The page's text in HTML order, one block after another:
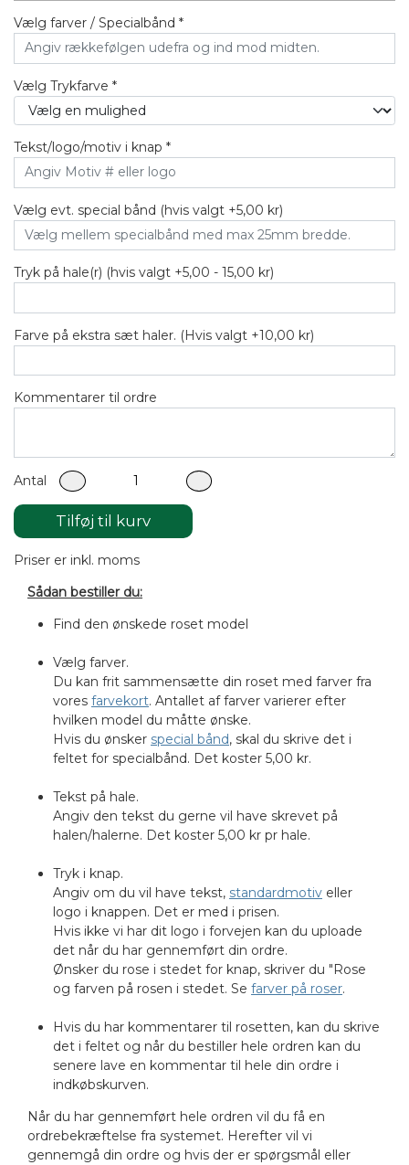
Vælg farver / Specialbånd *
Vælg Trykfarve *
Tekst/logo/motiv i knap *
Vælg evt. special bånd (hvis valgt +5,00 kr)
Tryk på hale(r) (hvis valgt +5,00 - 15,00 kr)
Farve på ekstra sæt haler. (Hvis valgt +10,00 kr)
Kommentarer til ordre
Antal
Tilføj til kurv
Priser er inkl. moms
Sådan bestiller du:
Find den ønskede roset model
Vælg farver.
Du kan frit sammensætte din roset med farver fra
vores farvekort. Antallet af farver varierer efter
hvilken model du måtte ønske.
Hvis du ønsker special bånd, skal du skrive det i
feltet for specialbånd. Det koster 5,00 kr.
Tekst på hale.
Angiv den tekst du gerne vil have skrevet på
halen/halerne. Det koster 5,00 kr pr hale.
Tryk i knap.
Angiv om du vil have tekst, standardmotiv eller
logo i knappen. Det er med i prisen.
Hvis ikke vi har dit logo i forvejen kan du uploade
det når du har gennemført din ordre.
Ønsker du rose i stedet for knap, skriver du "Rose
og farven på rosen i stedet. Se farver på roser.
Hvis du har kommentarer til rosetten, kan du skrive
det i feltet og når du bestiller hele ordren kan du
senere lave en kommentar til hele din ordre i
indkøbskurven.
Når du har gennemført hele ordren vil du få en
ordrebekræftelse fra systemet. Herefter vil vi
gennemgå din ordre og hvis der er spørgsmål eller